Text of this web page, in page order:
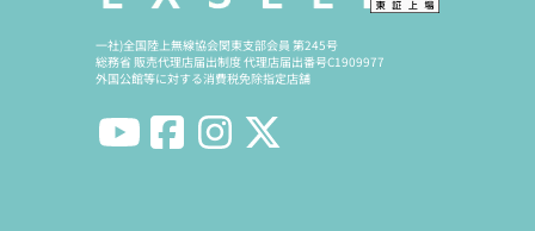
一社)全国陸上無線協会関東支部会員 第245号
総務省 販売代理店届出制度 代理店届出番号C1909977
外国公館等に対する消費税免除指定店舗